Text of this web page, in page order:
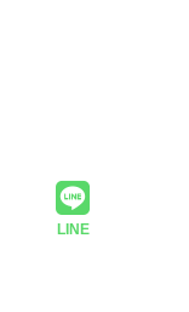
LINE